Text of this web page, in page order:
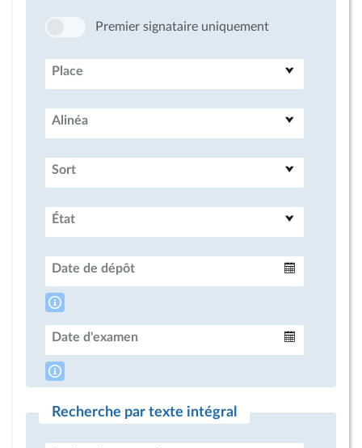
Premier signataire uniquement
Place
Alinéa
Sort
État
Date de dépôt
Date d'examen
Recherche par texte intégral